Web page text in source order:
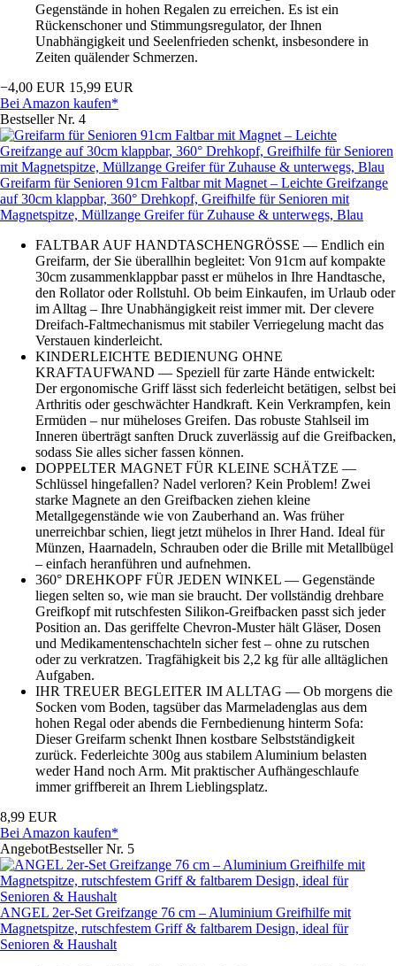
Gegenstände in hohen Regalen zu erreichen. Es ist ein
Rückenschoner und Stimmungsregulator, der Ihnen
Unabhängigkeit und Seelenfrieden schenkt, insbesondere in
Zeiten quälender Schmerzen.
−4,00 EUR 15,99 EUR
Bei Amazon kaufen*
Bestseller Nr. 4
Greifarm für Senioren 91cm Faltbar mit Magnet – Leichte Greifzange
auf 30cm klappbar, 360° Drehkopf, Greifhilfe für Senioren mit
Magnetspitze, Müllzange Greifer für Zuhause & unterwegs, Blau
FALTBAR AUF HANDTASCHENGRÖSSE — Endlich ein
Greifarm, der Sie überallhin begleitet: Von 91cm auf kompakte
30cm zusammenklappbar passt er mühelos in Ihre Handtasche,
den Rollator oder Rollstuhl. Ob beim Einkaufen, im Urlaub oder
im Alltag – Ihre Unabhängigkeit reist immer mit. Der clevere
Dreifach-Faltmechanismus mit stabiler Verriegelung macht das
Verstauen kinderleicht.
KINDERLEICHTE BEDIENUNG OHNE
KRAFTAUFWAND — Speziell für zarte Hände entwickelt:
Der ergonomische Griff lässt sich federleicht betätigen, selbst bei
Arthritis oder geschwächter Handkraft. Kein Verkrampfen, kein
Ermüden – nur müheloses Greifen. Das robuste Stahlseil im
Inneren überträgt sanften Druck zuverlässig auf die Greifbacken,
sodass Sie alles sicher fassen können.
DOPPELTER MAGNET FÜR KLEINE SCHÄTZE —
Schlüssel hingefallen? Nadel verloren? Kein Problem! Zwei
starke Magnete an den Greifbacken ziehen kleine
Metallgegenstände wie von Zauberhand an. Was früher
unerreichbar schien, liegt jetzt mühelos in Ihrer Hand. Ideal für
Münzen, Haarnadeln, Schrauben oder die Brille mit Metallbügel
– einfach heranführen und aufnehmen.
360° DREHKOPF FÜR JEDEN WINKEL — Gegenstände
liegen selten so, wie man sie braucht. Der vollständig drehbare
Greifkopf mit rutschfesten Silikon-Greifbacken passt sich jeder
Position an. Das geriffelte Chevron-Muster hält Gläser, Dosen
und Medikamentenschachteln sicher fest – ohne zu rutschen
oder zu verkratzen. Tragfähigkeit bis 2,2 kg für alle alltäglichen
Aufgaben.
IHR TREUER BEGLEITER IM ALLTAG — Ob morgens die
Socken vom Boden, tagsüber das Marmeladenglas aus dem
hohen Regal oder abends die Fernbedienung hinterm Sofa:
Dieser Greifarm schenkt Ihnen kostbare Selbstständigkeit
zurück. Federleichte 300g aus stabilem Aluminium belasten
weder Hand noch Arm. Mit praktischer Aufhängeschlaufe
immer griffbereit an Ihrem Lieblingsplatz.
8,99 EUR
Bei Amazon kaufen*
AngebotBestseller Nr. 5
ANGEL 2er-Set Greifzange 76 cm – Aluminium Greifhilfe mit
Magnetspitze, rutschfestem Griff & faltbarem Design, ideal für
Senioren & Haushalt